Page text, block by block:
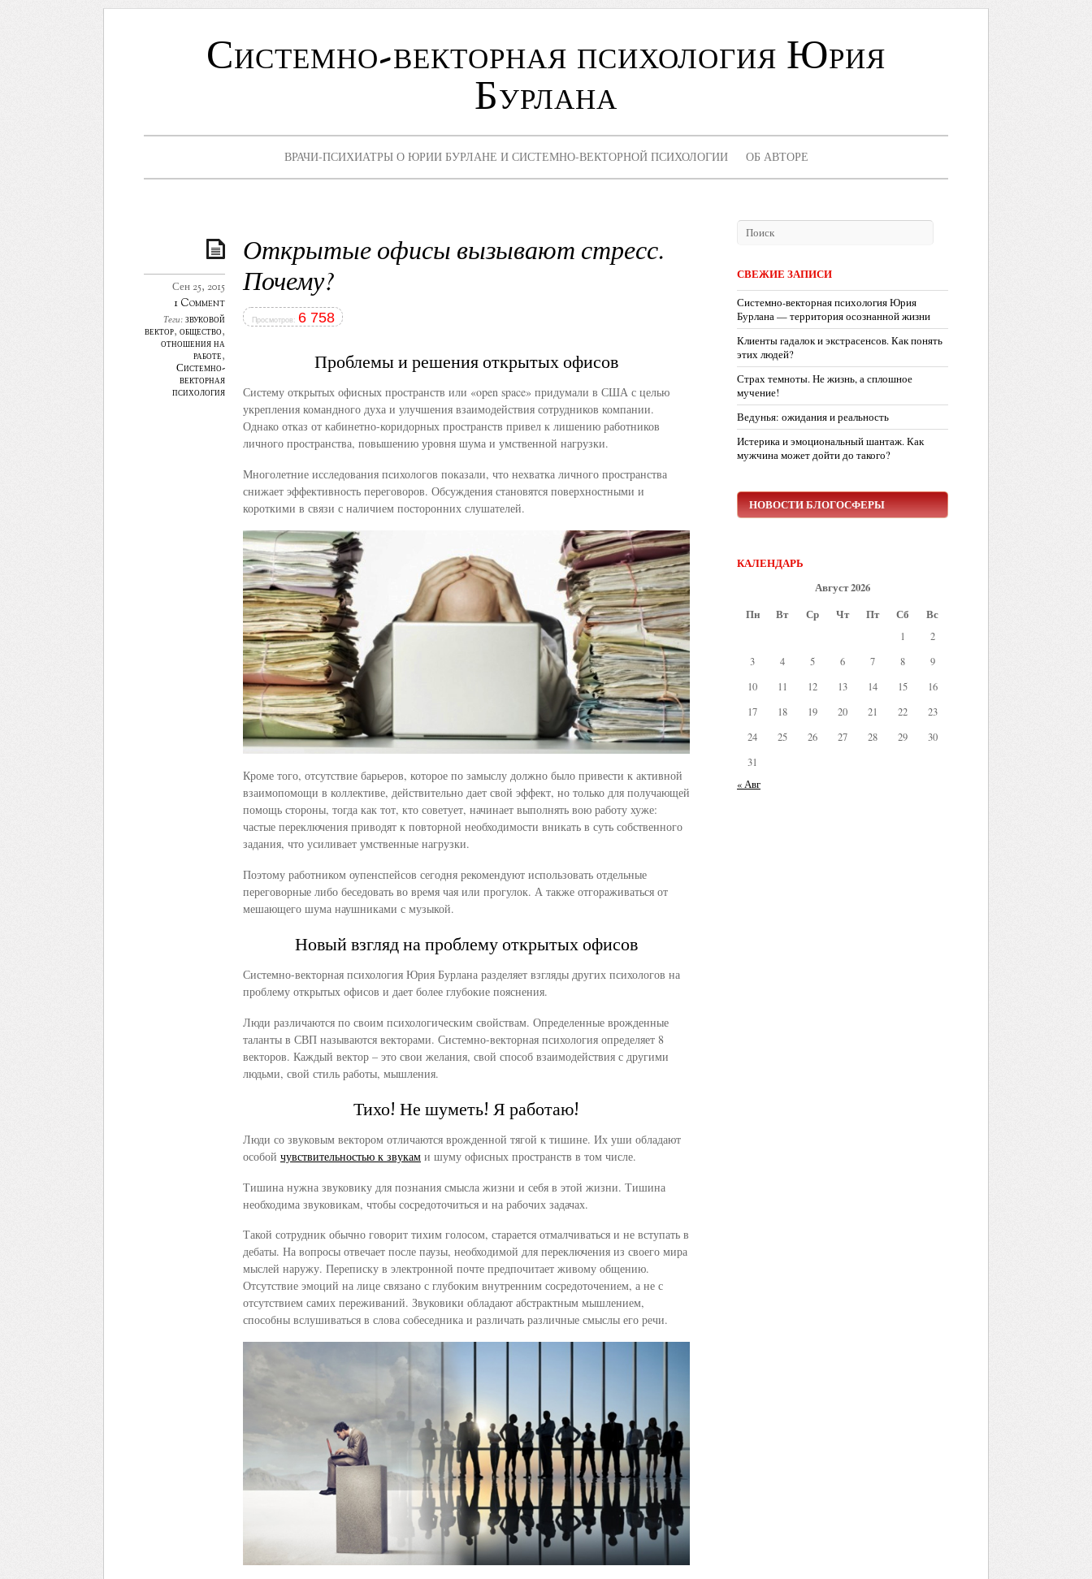
Системно-векторная психология Юрия
Бурлана
ВРАЧИ-ПСИХИАТРЫ О ЮРИИ БУРЛАНЕ И СИСТЕМНО-ВЕКТОРНОЙ ПСИХОЛОГИИ ОБ АВТОРЕ
Открытые офисы вызывают стресс.
Почему?
Просмотров: 6 758
Сен 25, 2015
1 Comment
Теги:звуковой
вектор, общество,
отношения на
работе,
Системно-
векторная
психология
Проблемы и решения открытых офисов
Систему открытых офисных пространств или «open space» придумали в США с целью
укрепления командного духа и улучшения взаимодействия сотрудников компании.
Однако отказ от кабинетно-коридорных пространств привел к лишению работников
личного пространства, повышению уровня шума и умственной нагрузки.
Многолетние исследования психологов показали, что нехватка личного пространства
снижает эффективность переговоров. Обсуждения становятся поверхностными и
короткими в связи с наличием посторонних слушателей.
Кроме того, отсутствие барьеров, которое по замыслу должно было привести к активной
взаимопомощи в коллективе, действительно дает свой эффект, но только для получающей
помощь стороны, тогда как тот, кто советует, начинает выполнять вою работу хуже:
частые переключения приводят к повторной необходимости вникать в суть собственного
задания, что усиливает умственные нагрузки.
Поэтому работником оупенспейсов сегодня рекомендуют использовать отдельные
переговорные либо беседовать во время чая или прогулок. А также отгораживаться от
мешающего шума наушниками с музыкой.
Новый взгляд на проблему открытых офисов
Системно-векторная психология Юрия Бурлана разделяет взгляды других психологов на
проблему открытых офисов и дает более глубокие пояснения.
Люди различаются по своим психологическим свойствам. Определенные врожденные
таланты в СВП называются векторами. Системно-векторная психология определяет 8
векторов. Каждый вектор – это свои желания, свой способ взаимодействия с другими
людьми, свой стиль работы, мышления.
Тихо! Не шуметь! Я работаю!
Люди со звуковым вектором отличаются врожденной тягой к тишине. Их уши обладают
особой чувствительностью к звукам и шуму офисных пространств в том числе.
Тишина нужна звуковику для познания смысла жизни и себя в этой жизни. Тишина
необходима звуковикам, чтобы сосредоточиться и на рабочих задачах.
Такой сотрудник обычно говорит тихим голосом, старается отмалчиваться и не вступать в
дебаты. На вопросы отвечает после паузы, необходимой для переключения из своего мира
мыслей наружу. Переписку в электронной почте предпочитает живому общению.
Отсутствие эмоций на лице связано с глубоким внутренним сосредоточением, а не с
отсутствием самих переживаний. Звуковики обладают абстрактным мышлением,
способны вслушиваться в слова собеседника и различать различные смыслы его речи.
СВЕЖИЕ ЗАПИСИ
Системно-векторная психология Юрия
Бурлана — территория осознанной жизни
Клиенты гадалок и экстрасенсов. Как понять
этих людей?
Страх темноты. Не жизнь, а сплошное
мучение!
Ведунья: ожидания и реальность
Истерика и эмоциональный шантаж. Как
мужчина может дойти до такого?
НОВОСТИ БЛОГОСФЕРЫ
КАЛЕНДАРЬ
Август 2026
Пн
Вт Ср Чт Пт Сб Вс
1
2
3
4 5 6 7 8
9
10
11 12 13 14 15
16
17
18 19 20 21 22
23
24
25 26 27 28 29
30
31
« Авг